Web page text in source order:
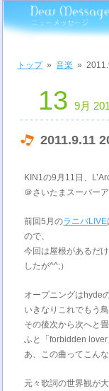
トップ»音楽 »
13 9月
2011.9.11
KIN1の9月11日、
＠さいたまスーパー
前回5月のラニバLIVE
ので、
今回は屋根があるだ
したが^^;）
オープニングはhyde
いきなりこれでもう鳥
その後次から次へと
ふと「forbidden lover
あ、この曲ってこん
元々歌詞の世界観が